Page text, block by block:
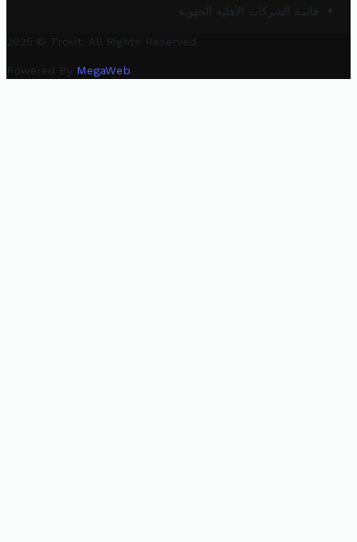
قائمة الشركات الأهلية الجهوية
2025 © Trovit. All Rights Reserved.
Powered By MegaWeb